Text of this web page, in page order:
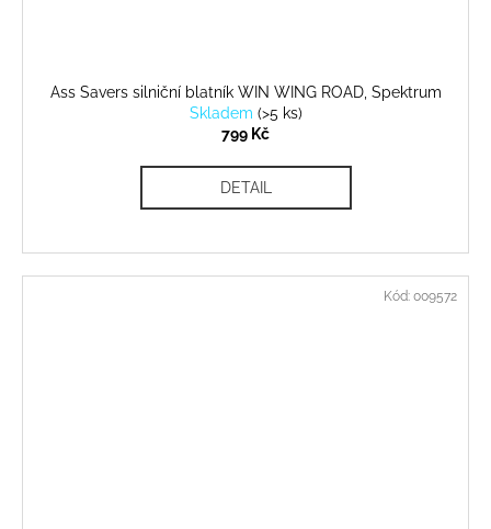
Ass Savers silniční blatník WIN WING ROAD, Spektrum
Skladem (>5 ks)
799 Kč
DETAIL
Kód: 009572